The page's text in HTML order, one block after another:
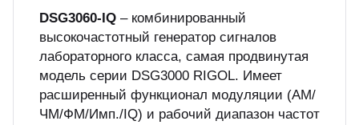
DSG3060-IQ – комбинированный
высокочастотный генератор сигналов
лабораторного класса, самая продвинутая
модель серии DSG3000 RIGOL. Имеет
расширенный функционал модуляции (АМ/
ЧМ/ФМ/Имп./IQ) и рабочий диапазон частот